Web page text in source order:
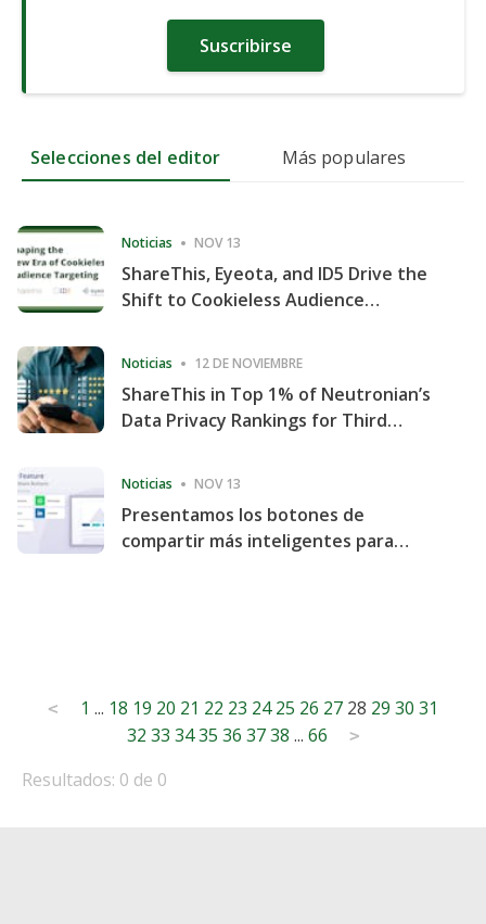
Suscribirse
Selecciones del editor Más populares
Noticias NOV 13
ShareThis, Eyeota, and ID5 Drive the
Shift to Cookieless Audience
Noticias 12 DE NOVIEMBRE
ShareThis in Top 1% of Neutronian’s
Data Privacy Rankings for Third
Noticias NOV 13
Presentamos los botones de
compartir más inteligentes para
Posts
pagination
< 1 ... 18 19 20 21 22 23 24 25 26 27 28 29 30 31
32 33 34 35 36 37 38 ... 66 >
Resultados: 0 de 0